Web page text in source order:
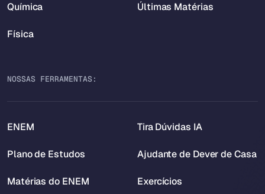
Química
Física
Últimas Matérias
NOSSAS FERRAMENTAS:
ENEM
Plano de Estudos
Matérias do ENEM
Tira Dúvidas IA
Ajudante de Dever de Casa
Exercícios